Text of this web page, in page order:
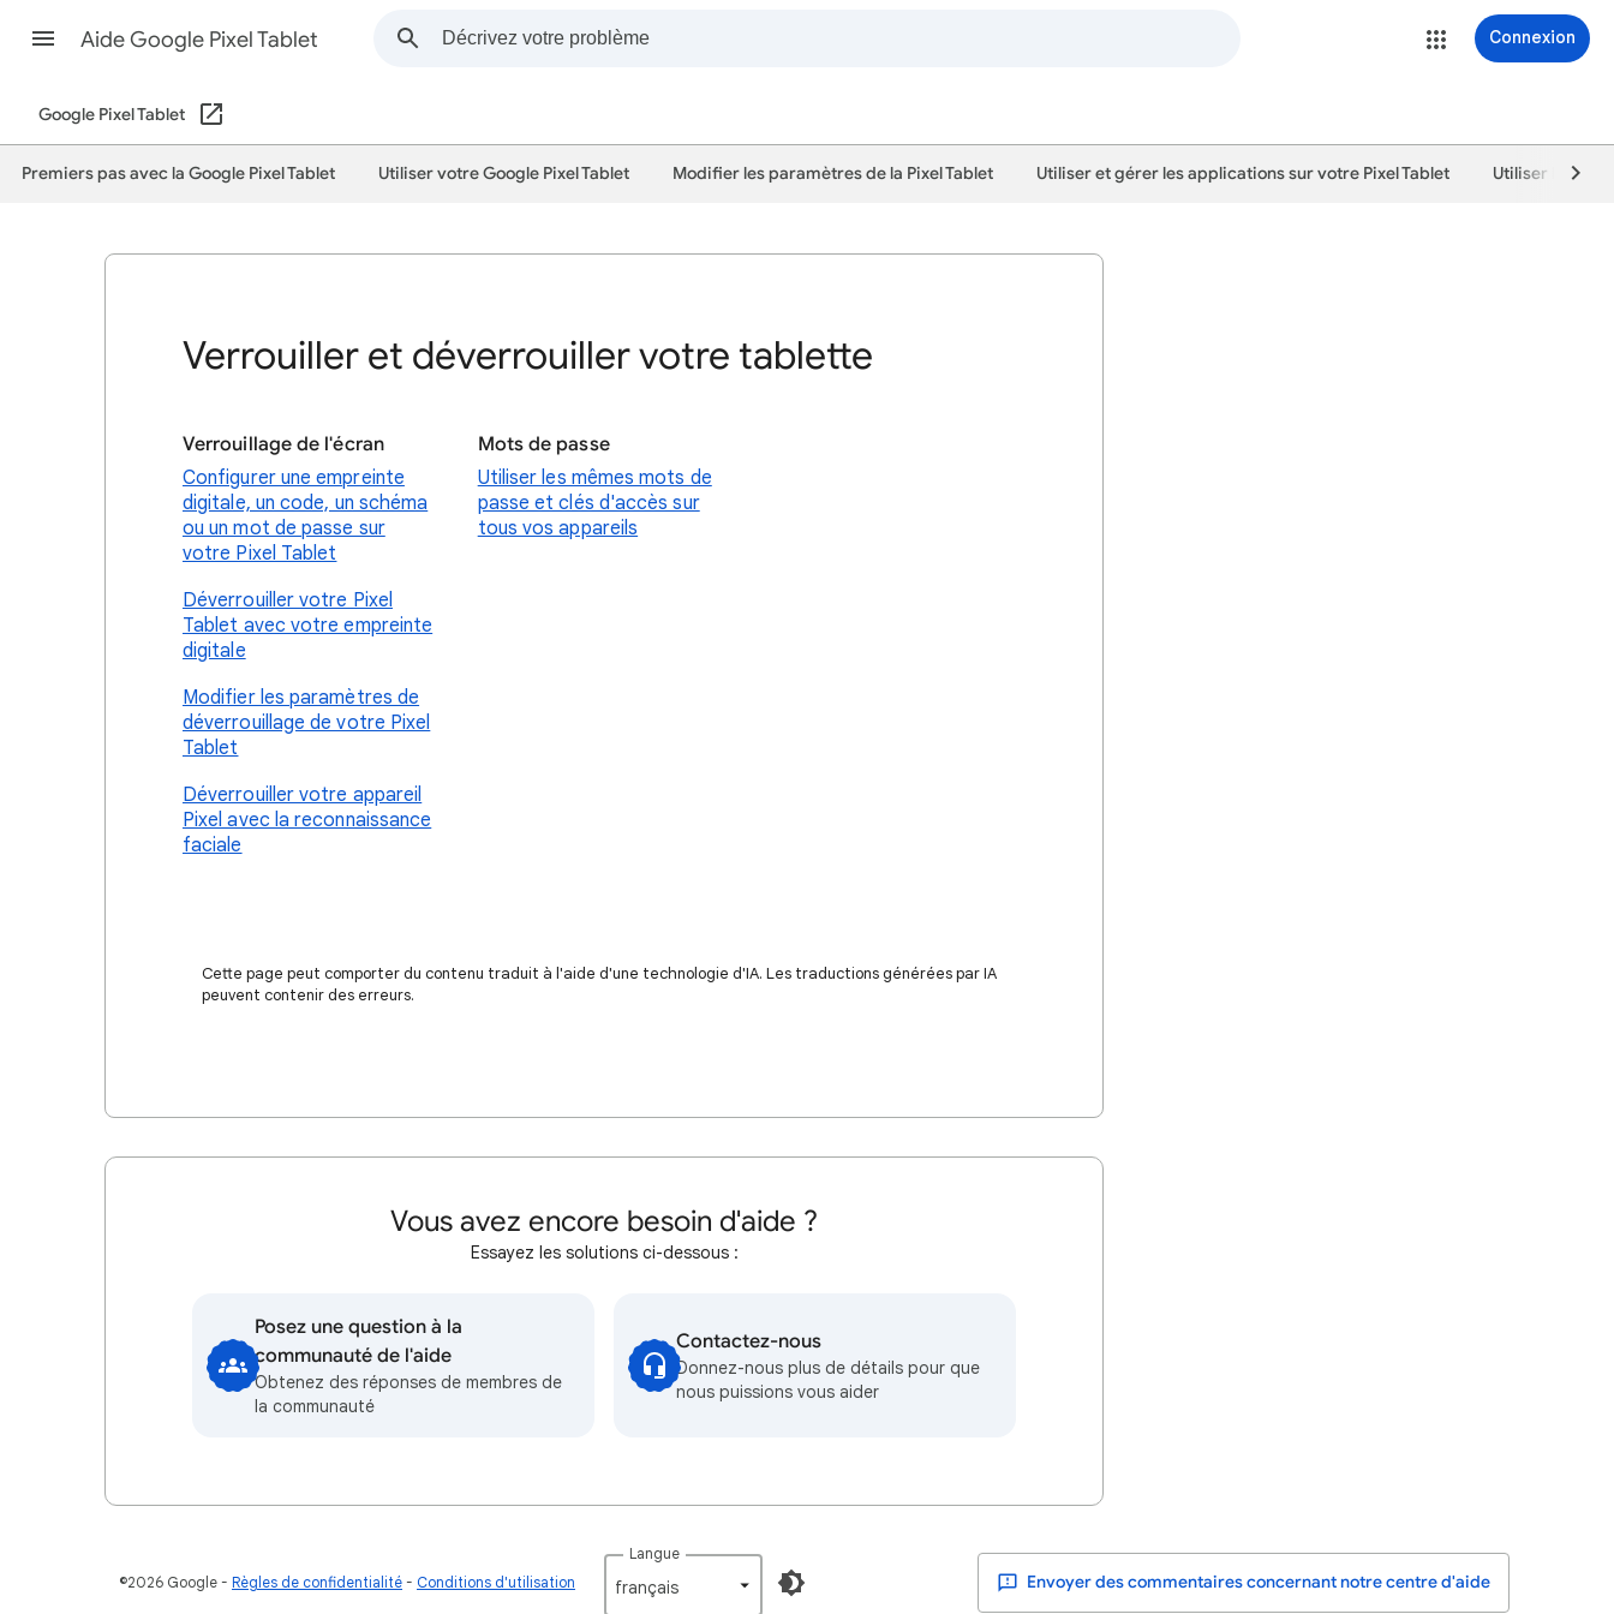
Aide Google Pixel Tablet Connexion
Google Pixel Tablet
Premiers pas avec la Google Pixel Tablet Utiliser votre Google Pixel Tablet Modifier les paramètres de la Pixel Tablet Utiliser et gérer les applications sur votre Pixel Tablet Utiliser
Verrouiller et déverrouiller votre tablette
Verrouillage de l'écran
Configurer une empreinte
digitale, un code, un schéma
ou un mot de passe sur
votre Pixel Tablet
Déverrouiller votre Pixel
Tablet avec votre empreinte
digitale
Modifier les paramètres de
déverrouillage de votre Pixel
Tablet
Déverrouiller votre appareil
Pixel avec la reconnaissance
faciale
Mots de passe
Utiliser les mêmes mots de
passe et clés d'accès sur
tous vos appareils
Cette page peut comporter du contenu traduit à l'aide d'une technologie d'IA. Les traductions générées par IA
peuvent contenir des erreurs.
Vous avez encore besoin d'aide ?
Essayez les solutions ci-dessous :
Posez une question à la
communauté de l'aide
Obtenez des réponses de membres de
la communauté
Contactez-nous
Donnez-nous plus de détails pour que
nous puissions vous aider
©2026 Google Règles de confidentialité Conditions d'utilisation
Langue
français‎ Envoyer des commentaires concernant notre centre d'aide